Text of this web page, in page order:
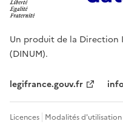
Un produit de la Direction
(DINUM).
legifrance.gouv.fr
Licences Modalités d'utilisation